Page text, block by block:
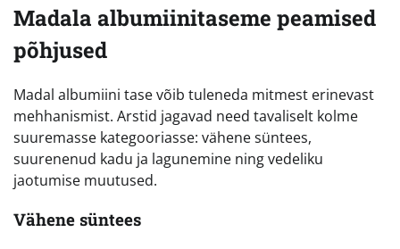
Madala albumiinitaseme peamised
põhjused
Madal albumiini tase võib tuleneda mitmest erinevast
mehhanismist. Arstid jagavad need tavaliselt kolme
suuremasse kategooriasse: vähene süntees,
suurenenud kadu ja lagunemine ning vedeliku
jaotumise muutused.
Vähene süntees